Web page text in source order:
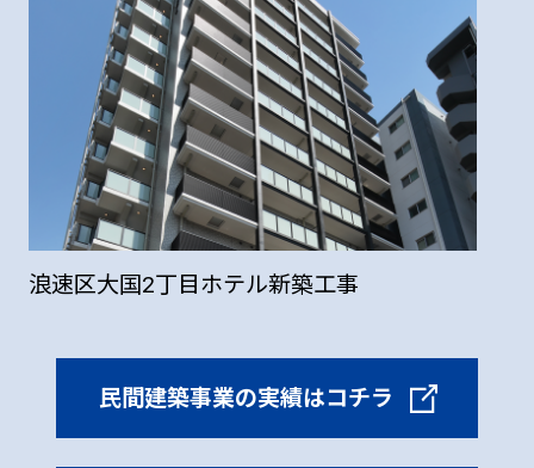
浪速区大国2丁目ホテル新築工事
民間建築事業の実績はコチラ